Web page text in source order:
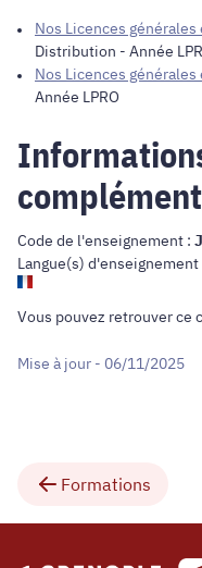
Nos Licences
Distribution - Année
Nos Licences
Année LPRO
Code de l'enseignement :
Langue(s) d'enseignement
Vous pouvez retrouver ce
Mise à jour - 06/11/2025
Formations